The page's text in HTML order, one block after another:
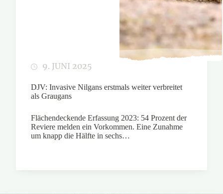
9. JUNI 2025
DJV: Invasive Nilgans erstmals weiter verbreitet
als Graugans
Flächendeckende Erfassung 2023: 54 Prozent der
Reviere melden ein Vorkommen. Eine Zunahme
um knapp die Hälfte in sechs…